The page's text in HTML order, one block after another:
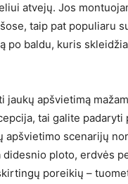
atvejų. Jos
taip pat populiaru
po baldu, kuris
jaukų apšvietimą
tai galite padaryti
apšvietimo scenarijų
didesnio ploto, erdvės
poreikių –